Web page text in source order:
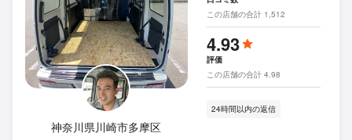
神奈川県川崎市多摩区
この店舗の合計 1,512
4.93
評価
この店舗の合計 4.98
24時間以内の返信